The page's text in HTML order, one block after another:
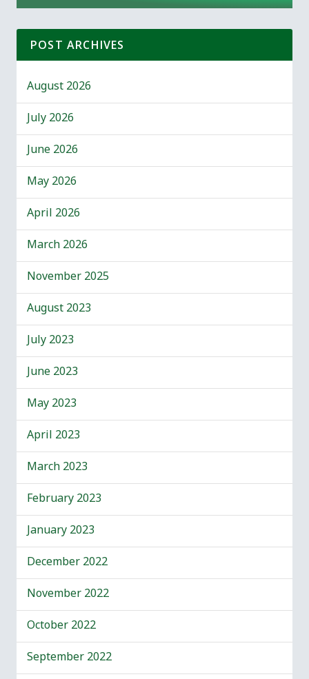
POST ARCHIVES
August 2026
July 2026
June 2026
May 2026
April 2026
March 2026
November 2025
August 2023
July 2023
June 2023
May 2023
April 2023
March 2023
February 2023
January 2023
December 2022
November 2022
October 2022
September 2022